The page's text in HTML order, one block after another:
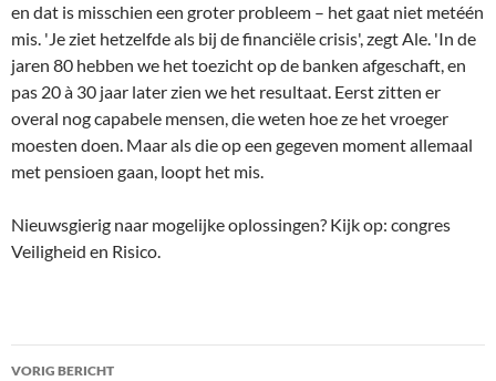
en dat is misschien een groter probleem – het gaat niet metéén
mis. 'Je ziet hetzelfde als bij de financiële crisis', zegt Ale. 'In de
jaren 80 hebben we het toezicht op de banken afgeschaft, en
pas 20 à 30 jaar later zien we het resultaat. Eerst zitten er
overal nog capabele mensen, die weten hoe ze het vroeger
moesten doen. Maar als die op een gegeven moment allemaal
met pensioen gaan, loopt het mis.
Nieuwsgierig naar mogelijke oplossingen? Kijk op: congres
Veiligheid en Risico.
Bericht
VORIG BERICHT